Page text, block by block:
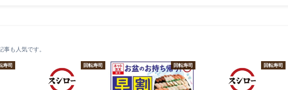
事も人気です。
寿司 回転寿司 回転寿司 回転寿司